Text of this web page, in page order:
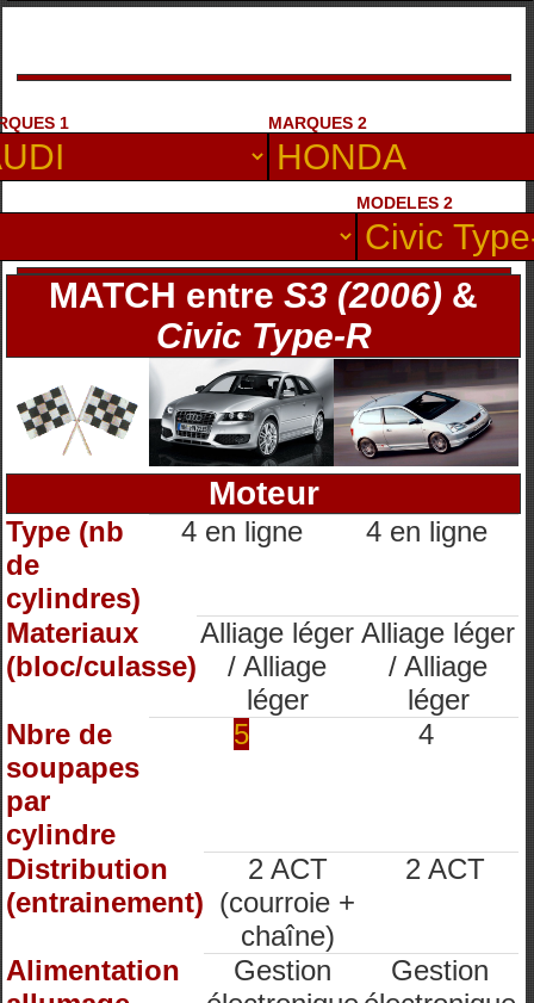
1 MARQUES 2
MODELES 2
MATCH entreS3 (2006) &
Civic Type-R
Moteur
Type (nb
de
cylindres)
4 en ligne 4 en ligne
Materiaux
(bloc/culasse)
Alliage léger
/ Alliage
léger
Alliage léger
/ Alliage
léger
Nbre de
soupapes
par
cylindre
5 4
Distribution
(entrainement)
2 ACT
(courroie +
chaîne)
2 ACT
Alimentation
Gestion
Gestion